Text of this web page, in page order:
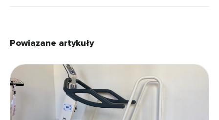
Powiązane artykuły